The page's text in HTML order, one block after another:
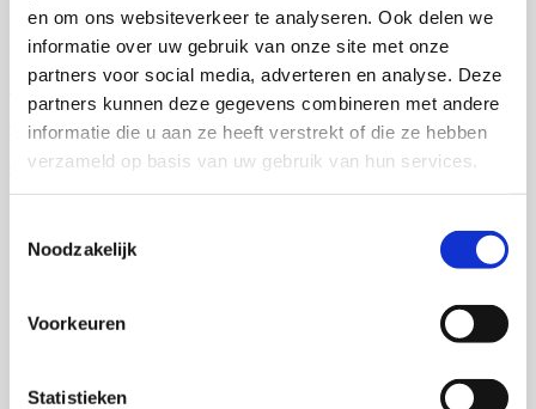
en om ons websiteverkeer te analyseren. Ook delen we
informatie over uw gebruik van onze site met onze
partners voor social media, adverteren en analyse. Deze
partners kunnen deze gegevens combineren met andere
informatie die u aan ze heeft verstrekt of die ze hebben
verzameld op basis van uw gebruik van hun services.
Noodzakelijk
Voorkeuren
Statistieken
Prinsenlaan 2
3732 GN De Bilt
info@proefschriftmaken.nl
030 200 61 89
030 200 61 89
Dissertaties